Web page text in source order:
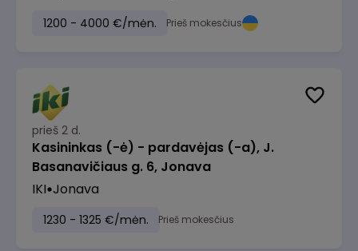
1200 - 4000 €/mėn. Prieš mokesčius
prieš 2 d.
Kasininkas (-ė) - pardavėjas (-a), J.
Basanavičiaus g. 6, Jonava
IKI Jonava
1230 - 1325 €/mėn. Prieš mokesčius